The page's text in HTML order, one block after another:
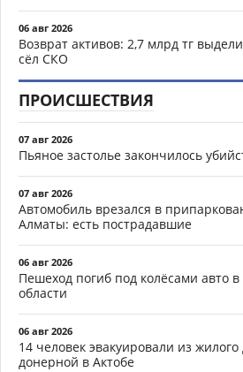
06 авг 2026
Возврат активов: 2,7 млрд тг
сёл СКО
ПРОИСШЕСТВИЯ
07 авг 2026
Пьяное застолье закончилось
07 авг 2026
Автомобиль врезался в
Алматы: есть пострадавшие
06 авг 2026
Пешеход погиб под колёсами авто в
области
06 авг 2026
14 человек эвакуировали из
донерной в Актобе